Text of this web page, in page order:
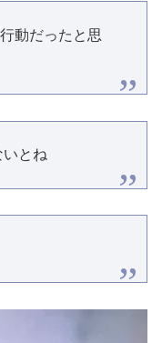
動だったと思
とね